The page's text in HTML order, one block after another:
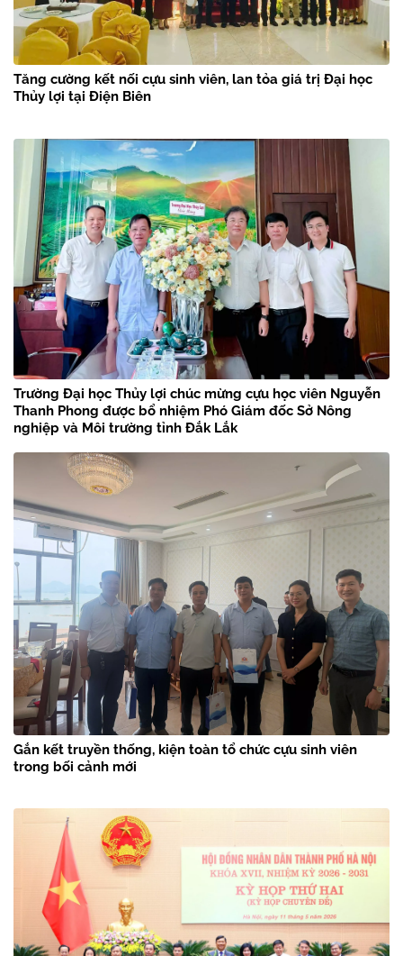
Tăng cường kết nối cựu sinh viên, lan tỏa giá trị Đại học
Thủy lợi tại Điện Biên
Trường Đại học Thủy lợi chúc mừng cựu học viên Nguyễn
Thanh Phong được bổ nhiệm Phó Giám đốc Sở Nông
nghiệp và Môi trường tỉnh Đắk Lắk
Gắn kết truyền thống, kiện toàn tổ chức cựu sinh viên
trong bối cảnh mới